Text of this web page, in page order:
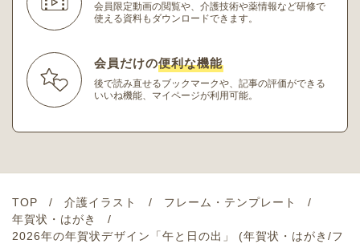
会員限定動画の閲覧や、介護技術や薬情報など研修で
使える資料もダウンロードできます。
会員だけの便利な機能
後で読み直せるブックマークや、記事の評価ができる
いいね機能、マイページが利用可能。
TOP 介護イラスト
フレーム・テンプレート
年賀状・はがき
2026年の年賀状デザイン「午と日の出」 (年賀状・はがき/フ